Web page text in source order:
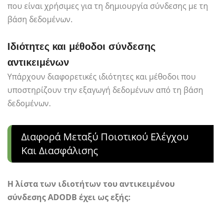
που είναι χρήσιμες για τη δημιουργία σύνδεσης με τη
βάση δεδομένων.
Ιδιότητες και μέθοδοι σύνδεσης
αντικειμένων
Υπάρχουν διαφορετικές ιδιότητες και μέθοδοι που
υποστηρίζουν την εξαγωγή δεδομένων από τη βάση
δεδομένων.
Διαφορά Μεταξύ Ποιοτικού Ελέγχου
Και Διασφάλισης
Η λίστα των ιδιοτήτων του αντικειμένου
σύνδεσης ADODB έχει ως εξής: